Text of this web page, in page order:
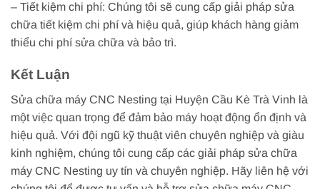
– Tiết kiệm chi phí: Chúng tôi sẽ cung cấp giải pháp sửa
chữa tiết kiệm chi phí và hiệu quả, giúp khách hàng giảm
thiểu chi phí sửa chữa và bảo trì.
Kết Luận
Sửa chữa máy CNC Nesting tại Huyện Cầu Kè Trà Vinh là
một việc quan trọng để đảm bảo máy hoạt động ổn định và
hiệu quả. Với đội ngũ kỹ thuật viên chuyên nghiệp và giàu
kinh nghiệm, chúng tôi cung cấp các giải pháp sửa chữa
máy CNC Nesting uy tín và chuyên nghiệp. Hãy liên hệ với